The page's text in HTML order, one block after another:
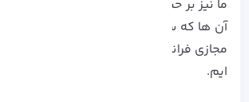
ما نیز بر حسب سابقه از
آن ها که سرور مجازی هلند
مجازی فرانسه
است
ایم.